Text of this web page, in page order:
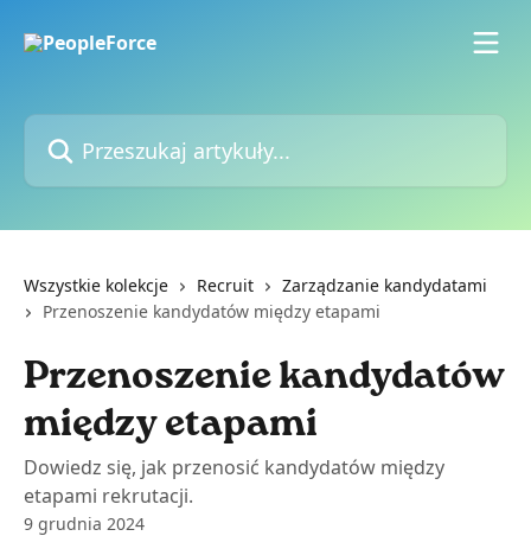
Przeszukaj artykuły...
Wszystkie kolekcje Recruit
Zarządzanie kandydatami
Przenoszenie kandydatów między etapami
Przenoszenie kandydatów
między etapami
Dowiedz się, jak przenosić kandydatów między
etapami rekrutacji.
9 grudnia 2024